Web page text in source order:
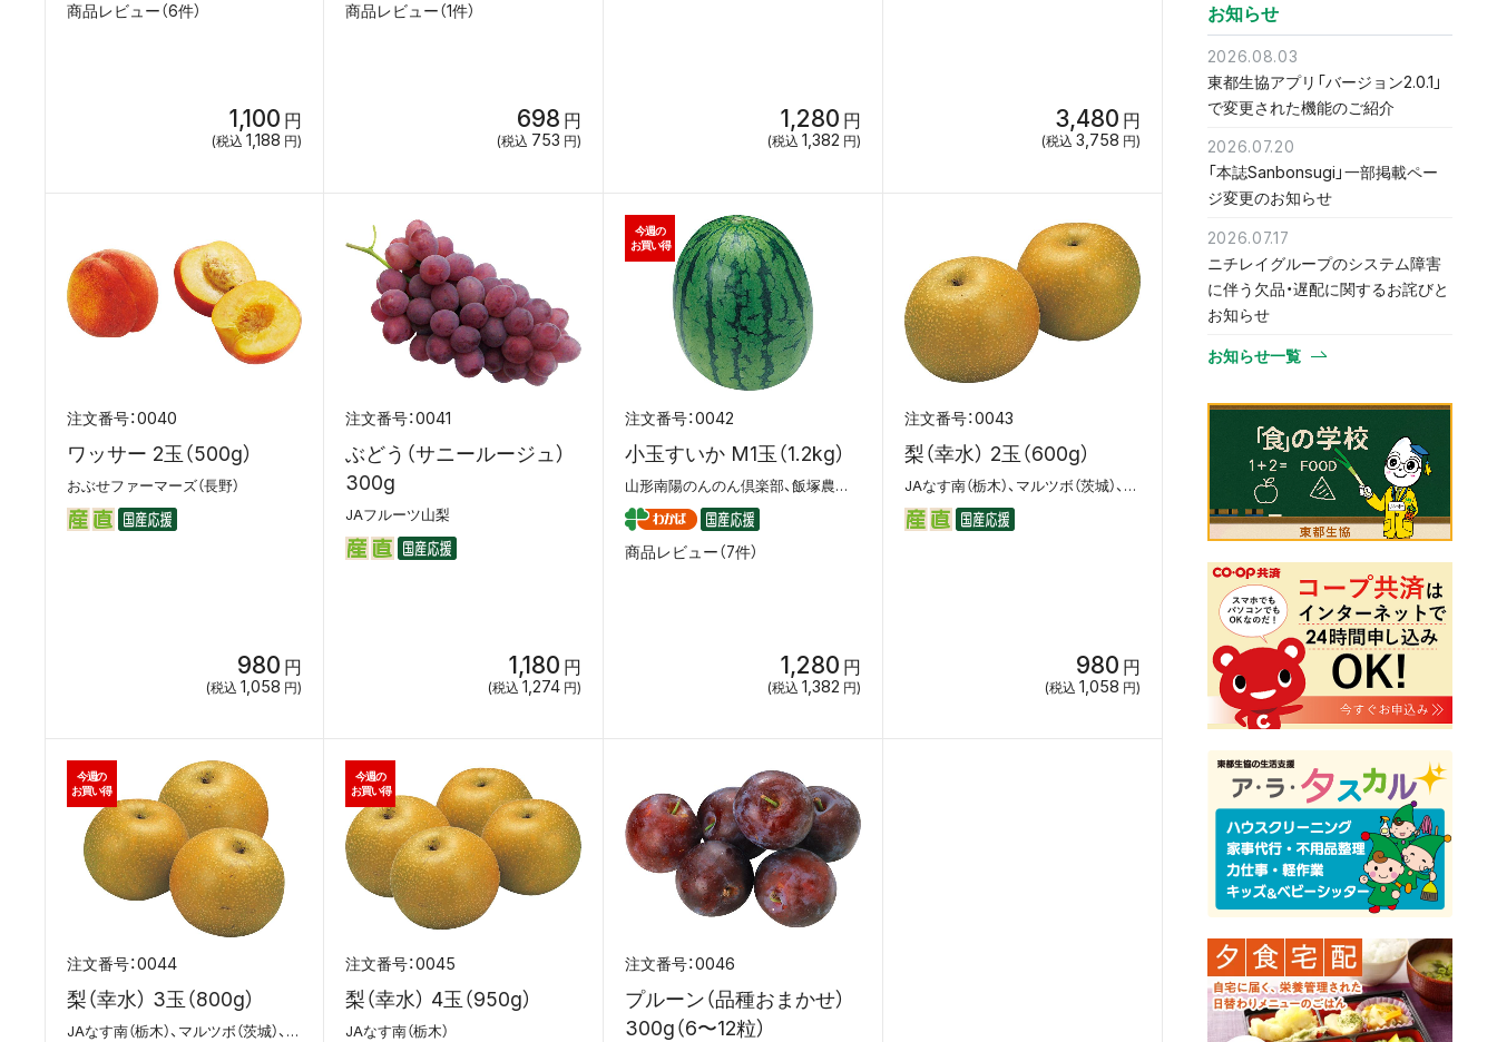
商品レビュー（6件）
1,100 円
(税込 1,188 円)
商品レビュー（1件）
698 円
(税込 753 円)
1,280 円
(税込 1,382 円)
3,480 円
(税込 3,758 円)
0040
ワッサー 2玉（500g）
おぶせファーマーズ（長野）
980 円
(税込 1,058 円)
0041
ぶどう（サニールージュ）
300g
JAフルーツ山梨
1,180 円
(税込 1,274 円)
0042
小玉すいか M1玉（1.2kg）
山形南陽のんのん倶楽部、飯塚農場（新潟）
今週の
お買い得
商品レビュー（7件）
1,280 円
(税込 1,382 円)
0043
梨（幸水） 2玉（600g）
JAなす南（栃木）、マルツボ（茨城）、茨城県西産直C
980 円
(税込 1,058 円)
0044
梨（幸水） 3玉（800g）
JAなす南（栃木）、マルツボ（茨城）、茨城県西産直C
今週の
お買い得
0045
梨（幸水） 4玉（950g）
JAなす南（栃木）
今週の
お買い得
0046
プルーン（品種おまかせ）
300g（6〜12粒）
お知らせ
2026.08.03
東都生協アプリ「バージョン2.0.1」
で変更された機能のご紹介
2026.07.20
「本誌Sanbonsugi」一部掲載ペー
ジ変更のお知らせ
2026.07.17
ニチレイグループのシステム障害
に伴う欠品・遅配に関するお詫びと
お知らせ
お知らせ一覧